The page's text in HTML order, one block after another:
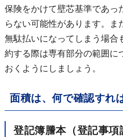
保険をかけて壁芯基準であっ
らない可能性があります。
無駄払いになってしまう場合
約する際は専有部分の範囲に
おくようにしましょう。
面積は、何で確認すれ
登記簿謄本（登記事項